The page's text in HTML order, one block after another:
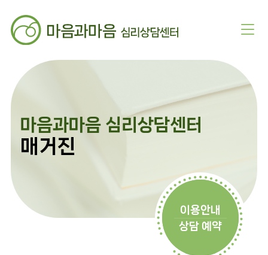
이용안내
상담 예약
마음과마음 심리상담센터
매거진